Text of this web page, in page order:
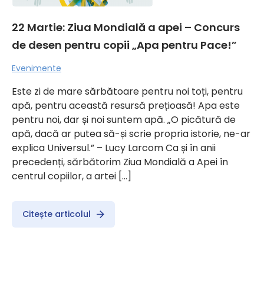
22 Martie: Ziua Mondială a apei – Concurs
de desen pentru copii „Apa pentru Pace!”
Evenimente
Este zi de mare sărbătoare pentru noi toți, pentru
apă, pentru această resursă prețioasă! Apa este
pentru noi, dar și noi suntem apă. „O picătură de
apă, dacă ar putea să-și scrie propria istorie, ne-ar
explica Universul.” – Lucy Larcom Ca și în anii
precedenți, sărbătorim Ziua Mondială a Apei în
centrul copiilor, a artei […]
Citește articolul